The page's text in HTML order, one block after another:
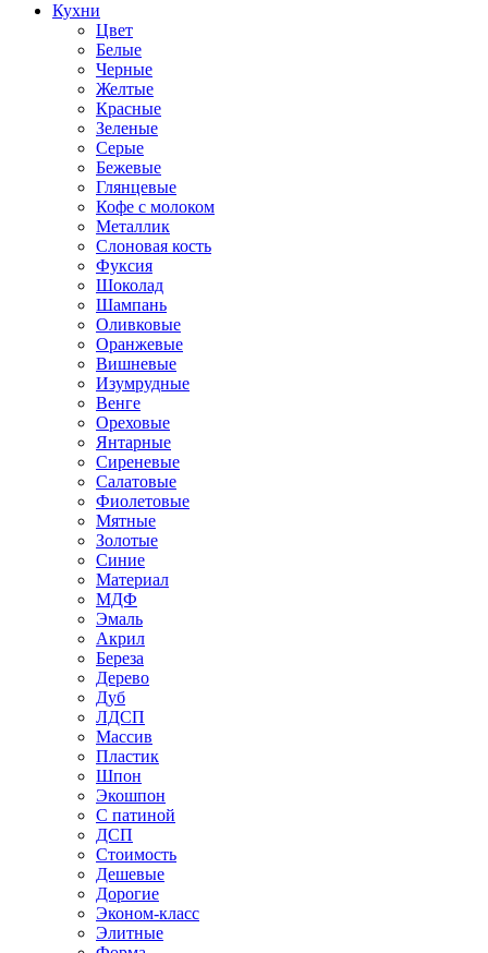
Кухни
Цвет
Белые
Черные
Желтые
Красные
Зеленые
Серые
Бежевые
Глянцевые
Кофе с молоком
Металлик
Слоновая кость
Фуксия
Шоколад
Шампань
Оливковые
Оранжевые
Вишневые
Изумрудные
Венге
Ореховые
Янтарные
Сиреневые
Салатовые
Фиолетовые
Мятные
Золотые
Синие
Материал
МДФ
Эмаль
Акрил
Береза
Дерево
Дуб
ЛДСП
Массив
Пластик
Шпон
Экошпон
С патиной
ДСП
Стоимость
Дешевые
Дорогие
Эконом-класс
Элитные